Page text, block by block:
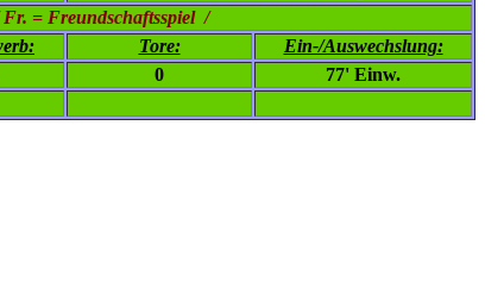
= Freundschaftsspiel /
Tore:
Ein-/Auswechslung:
0 77' Einw.